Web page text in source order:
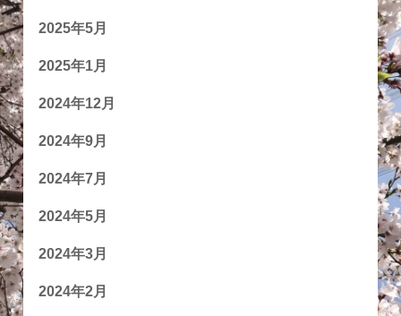
2025年5月
2025年1月
2024年12月
2024年9月
2024年7月
2024年5月
2024年3月
2024年2月